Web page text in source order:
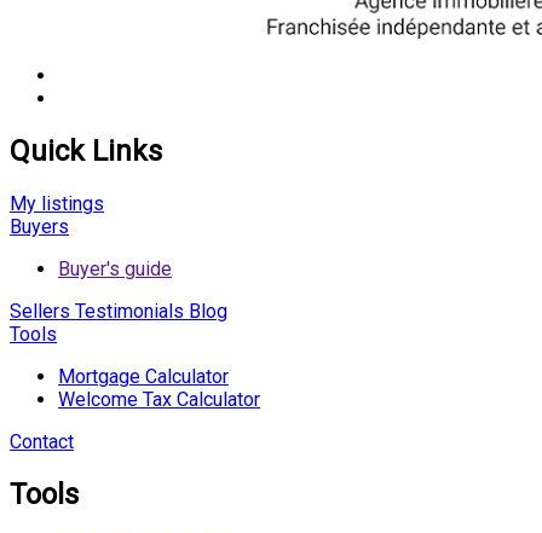
Quick Links
My listings
Buyers
Buyer's guide
Sellers Testimonials Blog
Tools
Mortgage Calculator
Welcome Tax Calculator
Contact
Tools